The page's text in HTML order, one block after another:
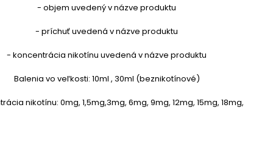
- objem uvedený v názve produktu
- príchuť uvedená v názve produktu
- koncentrácia nikotínu uvedená v názve produktu
Balenia vo veľkosti: 10ml , 30ml (beznikotínové)
nikotínu: 0mg, 1,5mg,3mg, 6mg, 9mg, 12mg, 15mg, 18mg,